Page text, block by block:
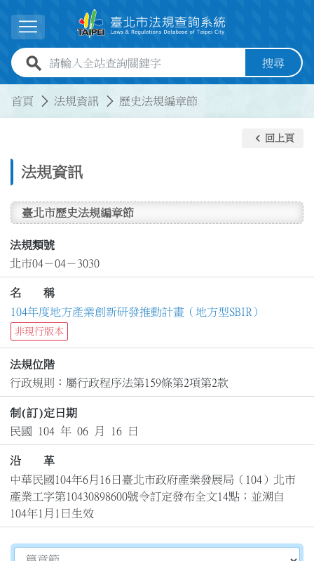
展開選單
全站查詢關鍵字欄位 搜尋
首頁 法規資訊 歷史法規編章節
法規資訊
keyboard_arrow_left 回上頁
臺北市歷史法規編章節
法規類號
北市04－04－3030
名 稱
104年度地方產業創新研發推動計畫（地方型SBIR）
非現行版本
法規位階
行政規則：屬行政程序法第159條第2項第2款
制(訂)定日期
民國 104 年 06 月 16 日
沿 革
中華民國104年6月16日臺北市政府產業發展局（104）北市
產業工字第10430898600號令訂定發布全文14點；並溯自
104年1月1日生效
切換選擇法規資訊內容